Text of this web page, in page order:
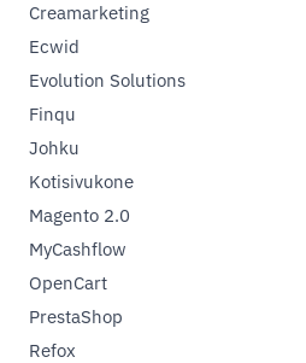
Creamarketing
Ecwid
Evolution Solutions
Finqu
Johku
Kotisivukone
Magento 2.0
MyCashflow
OpenCart
PrestaShop
Refox